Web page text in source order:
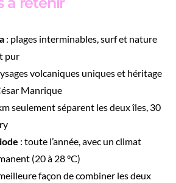
: plages interminables, surf et nature
pur
volcaniques uniques et héritage
Manrique
seulement séparent les deux îles, 30
: toute l’année, avec un climat
(20 à 28 °C)
façon de combiner les deux